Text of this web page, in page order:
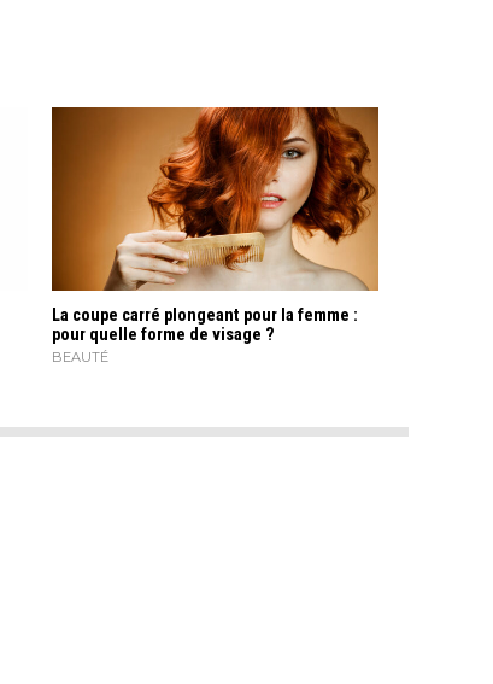
La coupe carré plongeant pour la femme :
pour quelle forme de visage ?
BEAUTÉ